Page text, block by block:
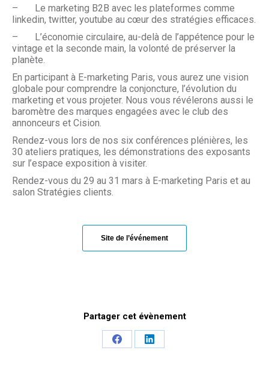
– Le marketing B2B avec les plateformes comme
linkedin, twitter, youtube au cœur des stratégies efficaces.
– L’économie circulaire, au-delà de l’appétence pour le
vintage et la seconde main, la volonté de préserver la
planète.
En participant à E-marketing Paris, vous aurez une vision
globale pour comprendre la conjoncture, l’évolution du
marketing et vous projeter. Nous vous révélerons aussi le
baromètre des marques engagées avec le club des
annonceurs et Cision.
Rendez-vous lors de nos six conférences plénières, les
30 ateliers pratiques, les démonstrations des exposants
sur l’espace exposition à visiter.
Rendez-vous du 29 au 31 mars à E-marketing Paris et au
salon Stratégies clients.
Site de l’événement
Partager cet évènement
Share
Share